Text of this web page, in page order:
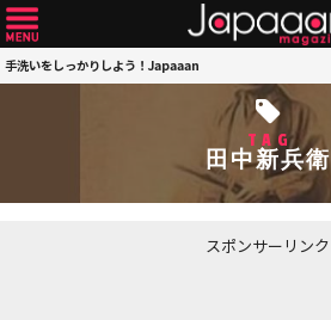
手洗いをしっかりしよう！Japaaan
TAG
田中新兵衛
スポンサーリンク